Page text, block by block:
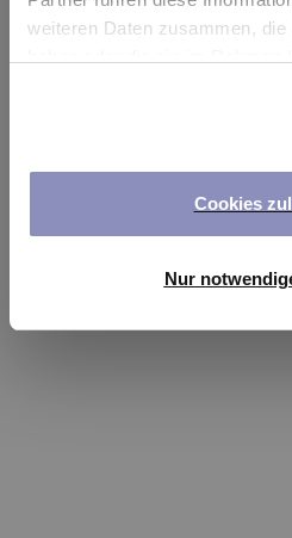
weiteren Daten zusammen,
anpassen oder widerrufen.
Cookies
Nur
app